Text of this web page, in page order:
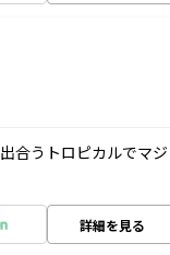
合うトロピカルでマジ
詳細を見る